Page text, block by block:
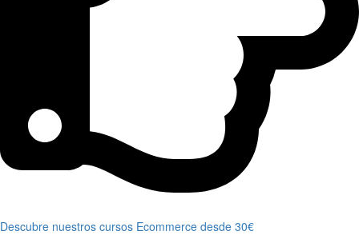
Descubre nuestros cursos Ecommerce desde 30€